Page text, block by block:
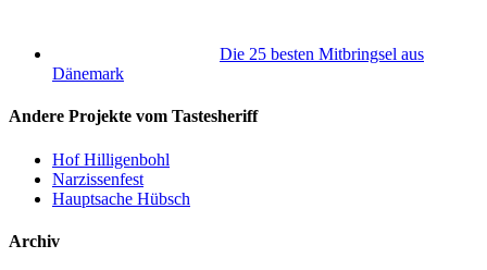
Die 25 besten Mitbringsel aus
Dänemark
Andere Projekte vom Tastesheriff
Hof Hilligenbohl
Narzissenfest
Hauptsache Hübsch
Archiv